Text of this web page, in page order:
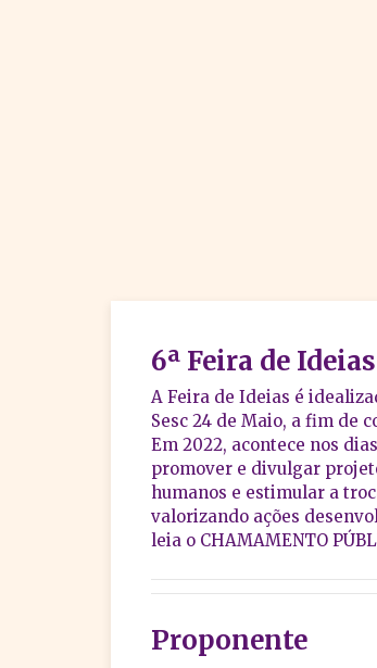
6ª Feira de
A Feira de Ideias é
Sesc 24 de Maio, a fim de
Em 2022, acontece nos
promover e divulgar
humanos e estimular a
valorizando ações
leia o CHAMAMENTO
Proponente